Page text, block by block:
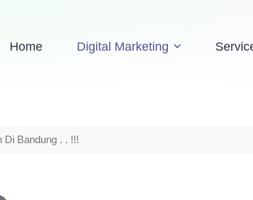
Home Digital Marketing
Di Bandung . . !!!